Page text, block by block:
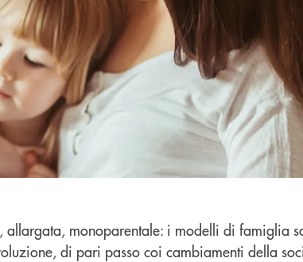
allargata, monoparentale: i modelli di famiglia
di pari passo coi cambiamenti della